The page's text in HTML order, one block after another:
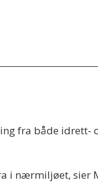
fra både idrett-
i nærmiljøet, sier